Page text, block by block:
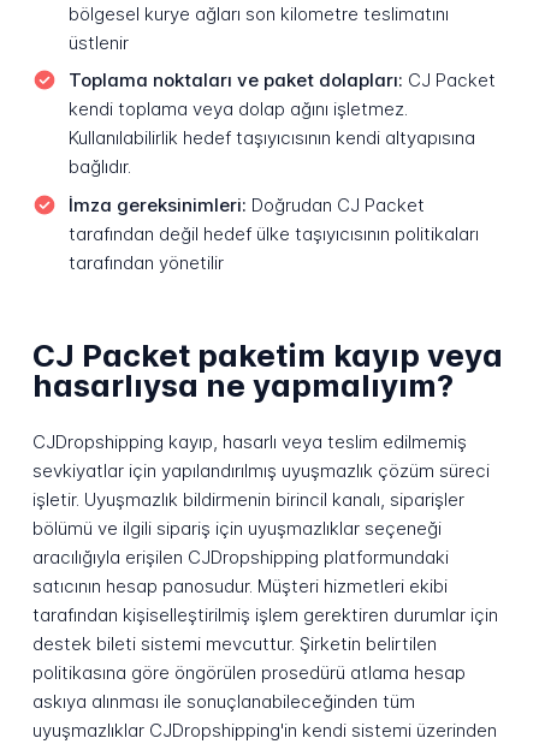
bölgesel kurye ağları son kilometre teslimatını
üstlenir
Toplama noktaları ve paket dolapları: CJ Packet
kendi toplama veya dolap ağını işletmez.
Kullanılabilirlik hedef taşıyıcısının kendi altyapısına
bağlıdır.
İmza gereksinimleri: Doğrudan CJ Packet
tarafından değil hedef ülke taşıyıcısının politikaları
tarafından yönetilir
CJ Packet paketim kayıp veya
hasarlıysa ne yapmalıyım?
CJDropshipping kayıp, hasarlı veya teslim edilmemiş
sevkiyatlar için yapılandırılmış uyuşmazlık çözüm süreci
işletir. Uyuşmazlık bildirmenin birincil kanalı, siparişler
bölümü ve ilgili sipariş için uyuşmazlıklar seçeneği
aracılığıyla erişilen CJDropshipping platformundaki
satıcının hesap panosudur. Müşteri hizmetleri ekibi
tarafından kişiselleştirilmiş işlem gerektiren durumlar için
destek bileti sistemi mevcuttur. Şirketin belirtilen
politikasına göre öngörülen prosedürü atlama hesap
askıya alınması ile sonuçlanabileceğinden tüm
uyuşmazlıklar CJDropshipping'in kendi sistemi üzerinden